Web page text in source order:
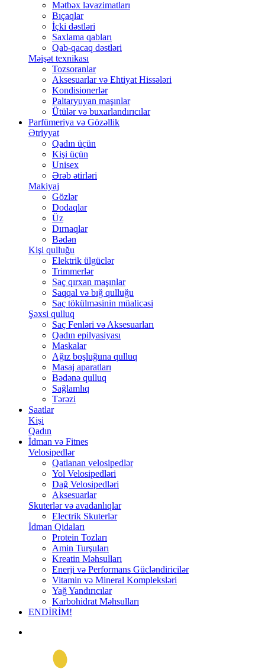
Mətbəx ləvazimatları
Bıçaqlar
İçki dəstləri
Saxlama qabları
Qab-qacaq dəstləri
Məişət texnikası
Tozsoranlar
Aksesuarlar və Ehtiyat Hissələri
Kondisionerlər
Paltaryuyan maşınlar
Ütülər və buxarlandırıcılar
Parfümeriya və Gözəllik
Ətriyyat
Qadın üçün
Kişi üçün
Unisex
Ərəb ətirləri
Makiyaj
Gözlər
Dodaqlar
Üz
Dırnaqlar
Bədən
Kişi qulluğu
Elektrik ülgüclər
Trimmerlər
Saç qırxan maşınlar
Saqqal və bığ qulluğu
Saç tökülməsinin müalicəsi
Şəxsi qulluq
Saç Fenləri və Aksesuarları
Qadın epilyasiyası
Maskalar
Ağız boşluğuna qulluq
Masaj aparatları
Bədənə qulluq
Sağlamlıq
Tərəzi
Saatlar
Kişi
Qadın
İdman və Fitnes
Velosipedlər
Qatlanan velosipedlər
Yol Velosipedləri
Dağ Velosipedləri
Aksesuarlar
Skuterlər və avadanlıqlar
Electrik Skuterlər
İdman Qidaları
Protein Tozları
Amin Turşuları
Kreatin Məhsulları
Enerji və Performans Gücləndiricilər
Vitamin və Mineral Kompleksləri
Yağ Yandırıcılar
Karbohidrat Məhsulları
ENDİRİM!